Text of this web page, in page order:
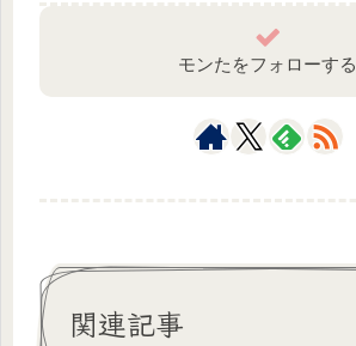
モンたをフォローする
関連記事